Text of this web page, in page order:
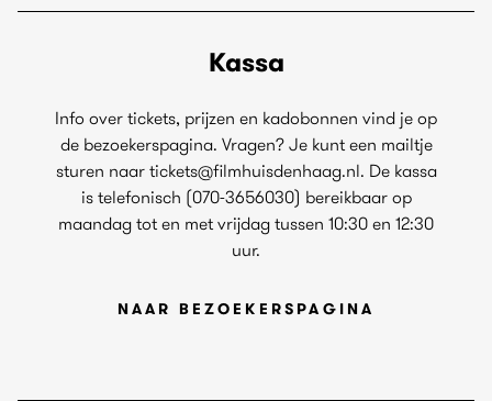
Kassa
Info over tickets, prijzen en kadobonnen vind je op
de bezoekerspagina. Vragen? Je kunt een mailtje
sturen naar tickets@filmhuisdenhaag.nl. De kassa
is telefonisch (070-3656030) bereikbaar op
maandag tot en met vrijdag tussen 10:30 en 12:30
uur.
NAAR BEZOEKERSPAGINA